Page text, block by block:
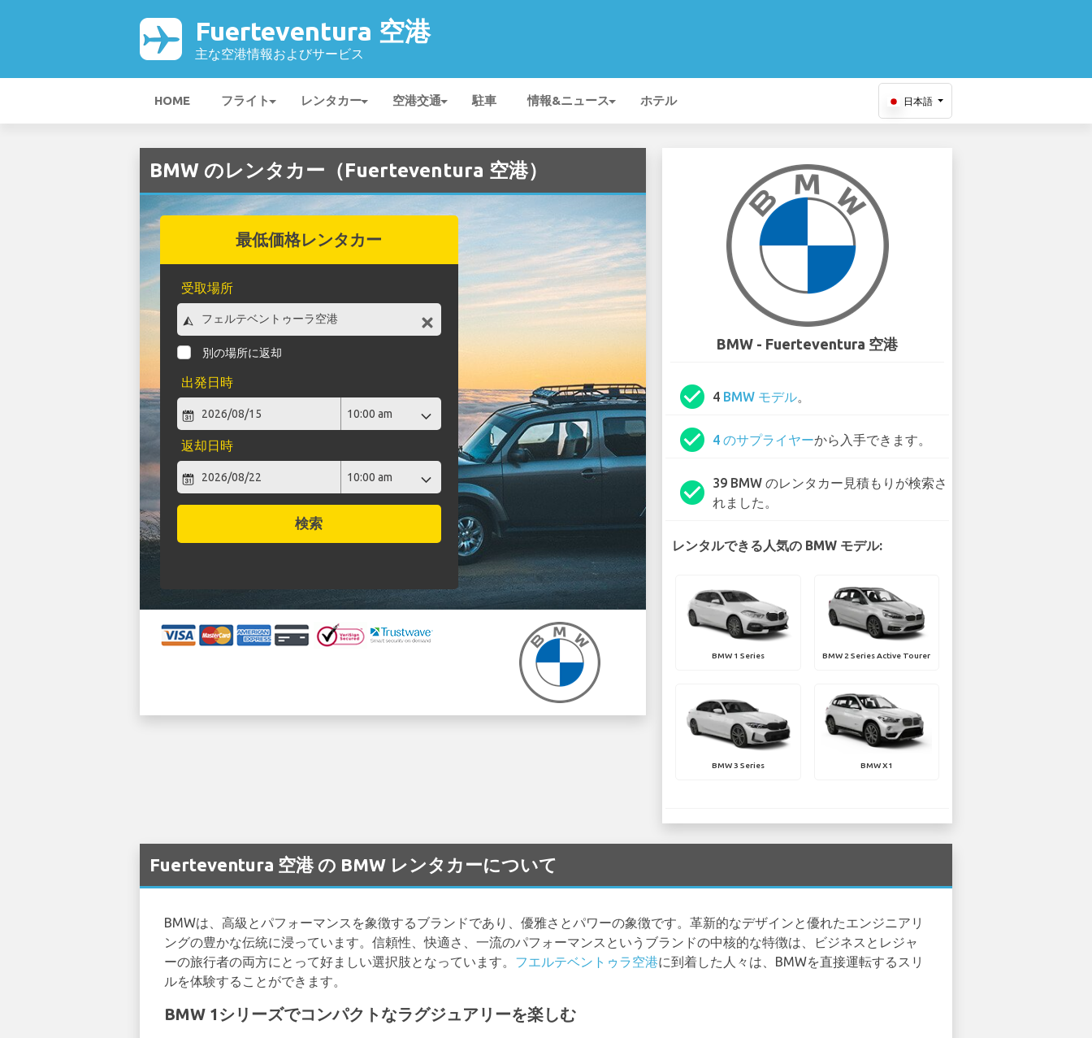
Fuerteventura 空港
主な空港情報およびサービス
HOME フライト レンタカー 空港交通 駐車 情報&ニュース ホテル 日本語
BMW のレンタカー（Fuerteventura 空港）
最低価格レンタカー
受取場所
別の場所に返却
出発日時
返却日時
検索
BMW - Fuerteventura 空港
check_circle 4 BMW モデル。
check_circle 4 のサプライヤーから入手できます。
check_circle
39 BMW のレンタカー見積もりが検索さ
れました。
レンタルできる人気の BMW モデル:
BMW 1 Series BMW 2 Series Active Tourer
BMW 3 Series BMW X1
Fuerteventura 空港 の BMW レンタカーについて
BMWは、高級とパフォーマンスを象徴するブランドであり、優雅さとパワーの象徴です。革新的なデザインと優れたエンジニアリ
ングの豊かな伝統に浸っています。信頼性、快適さ、一流のパフォーマンスというブランドの中核的な特徴は、ビジネスとレジャ
ーの旅行者の両方にとって好ましい選択肢となっています。 フエルテベントゥラ空港に到着した人々は、BMWを直接運転するスリ
ルを体験することができます。
BMW 1シリーズでコンパクトなラグジュアリーを楽しむ